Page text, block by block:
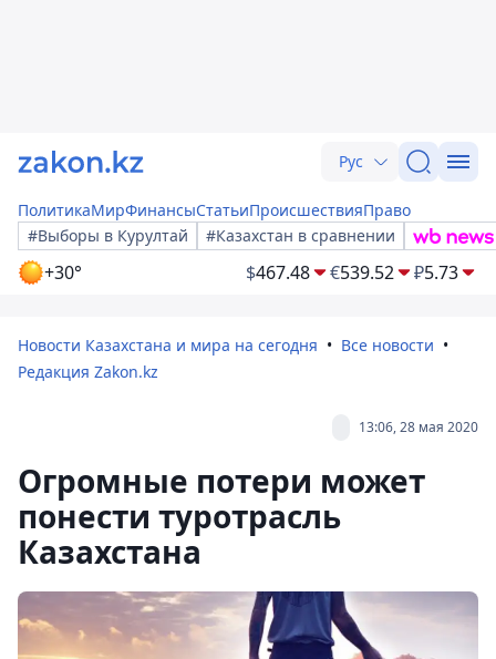
Рус
ПолитикаМирФинансыСтатьиПроисшествияПраво
#Выборы в Курултай
#Казахстан в сравнении
+30° $467.48 €539.52 ₽5.73
Новости Казахстана и мира на сегодня
Все новости
Редакция Zakon.kz
13:06, 28 мая 2020
Огромные потери может
понести туротрасль
Казахстана